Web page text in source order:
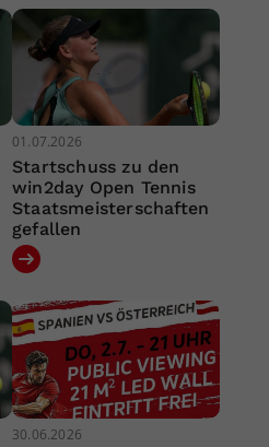
01.07.2026
Startschuss zu den
win2day Open Tennis
Staatsmeisterschaften
gefallen
30.06.2026